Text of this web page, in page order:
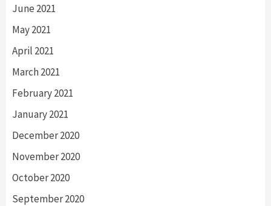
June 2021
May 2021
April 2021
March 2021
February 2021
January 2021
December 2020
November 2020
October 2020
September 2020